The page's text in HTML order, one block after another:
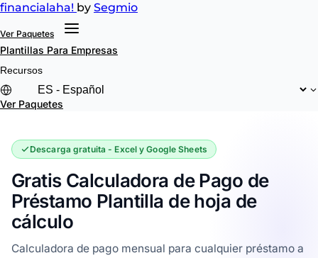
financialaha! by Segmio
Ver Paquetes
Plantillas Para Empresas
Recursos
Ver Paquetes
Descarga gratuita - Excel y Google Sheets
Gratis Calculadora de Pago de
Préstamo Plantilla de hoja de
cálculo
Calculadora de pago mensual para cualquier préstamo a